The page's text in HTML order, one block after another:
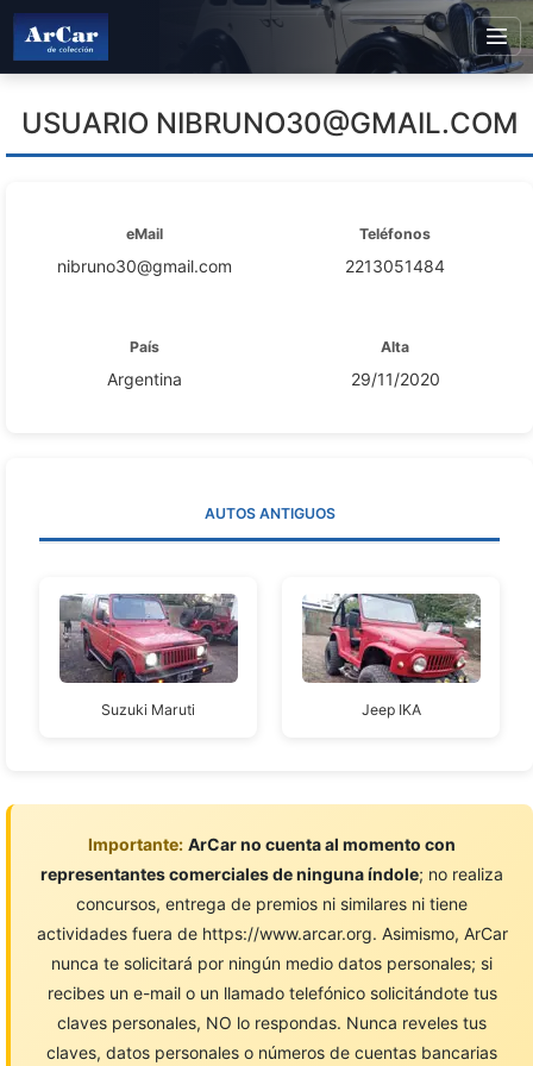
USUARIO NIBRUNO30@GMAIL.COM
eMail
nibruno30@gmail.com
Teléfonos
2213051484
País
Argentina
Alta
29/11/2020
AUTOS ANTIGUOS
Suzuki Maruti Jeep IKA
Importante: ArCar no cuenta al momento con
representantes comerciales de ninguna índole; no realiza
concursos, entrega de premios ni similares ni tiene
actividades fuera de https://www.arcar.org. Asimismo, ArCar
nunca te solicitará por ningún medio datos personales; si
recibes un e-mail o un llamado telefónico solicitándote tus
claves personales, NO lo respondas. Nunca reveles tus
claves, datos personales o números de cuentas bancarias